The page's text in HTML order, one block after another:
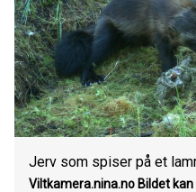
Jerv som spiser på et
Viltkamera.nina.no Bildet